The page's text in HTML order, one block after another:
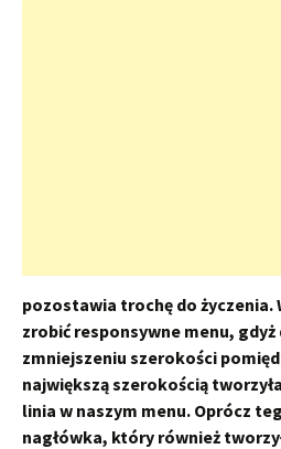
pozostawia trochę do życzenia.
zrobić responsywne menu,
zmniejszeniu szerokości
największą szerokością
linia w naszym menu. Oprócz
nagłówka, który również